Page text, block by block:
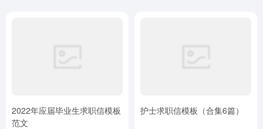
2022年应届毕业生求职信模板
范文
护士求职信模板（合集6篇）